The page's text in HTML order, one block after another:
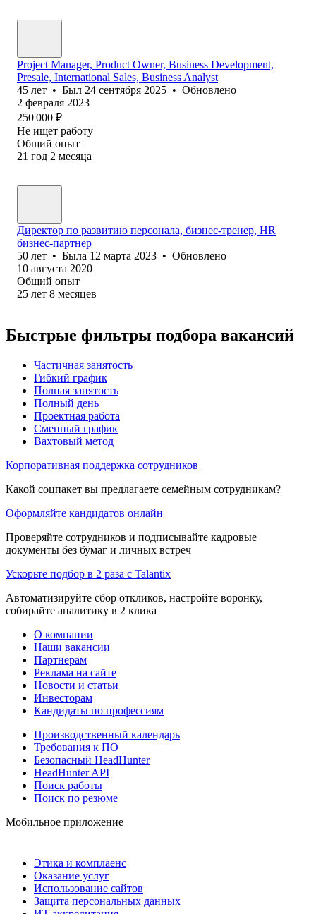
Project Manager, Product Owner, Business Development,
Presale, International Sales, Business Analyst
45 лет • Был 24 сентября 2025 • Обновлено
2 февраля 2023
250 000 ₽
Не ищет работу
Общий опыт
21 год 2 месяца
Директор по развитию персонала, бизнес-тренер, HR
бизнес-партнер
50 лет • Была 12 марта 2023 • Обновлено
10 августа 2020
Общий опыт
25 лет 8 месяцев
Быстрые фильтры подбора вакансий
Частичная занятость
Гибкий график
Полная занятость
Полный день
Проектная работа
Сменный график
Вахтовый метод
Корпоративная поддержка сотрудников
Какой соцпакет вы предлагаете семейным сотрудникам?
Оформляйте кандидатов онлайн
Проверяйте сотрудников и подписывайте кадровые
документы без бумаг и личных встреч
Ускорьте подбор в 2 раза с Talantix
Автоматизируйте сбор откликов, настройте воронку,
собирайте аналитику в 2 клика
О компании
Наши вакансии
Партнерам
Реклама на сайте
Новости и статьи
Инвесторам
Кандидаты по профессиям
Производственный календарь
Требования к ПО
Безопасный HeadHunter
HeadHunter API
Поиск работы
Поиск по резюме
Мобильное приложение
Этика и комплаенс
Оказание услуг
Использование сайтов
Защита персональных данных